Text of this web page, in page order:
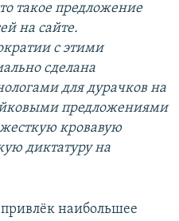
такое предложение
на сайте.
с этими
сделана
для дурачков на
предложениями
кровавую
диктатуру на
привлёк наибольшее